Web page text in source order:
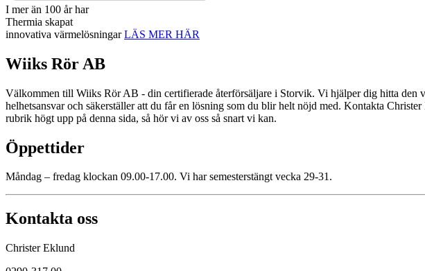
I mer än 100 år har
Thermia skapat
innovativa värmelösningar LÄS MER HÄR
Wiiks Rör AB
Välkommen till Wiiks Rör AB - din certifierade återförsäljare i Storvik. Vi hjälper dig hitta den
helhetsansvar och säkerställer att du får en lösning som du blir helt nöjd med. Kontakta
rubrik högt upp på denna sida, så hör vi av oss så snart vi kan.
Öppettider
Måndag – fredag klockan 09.00-17.00. Vi har semesterstängt vecka 29-31.
Kontakta oss
Christer Eklund